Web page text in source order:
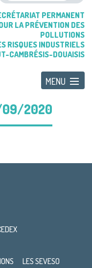
PERMANENT
LA PRÉVENTION DES
POLLUTIONS
RISQUES INDUSTRIELS
CAMBRÉSIS-DOUAISIS
09/2020
LES SEVESO